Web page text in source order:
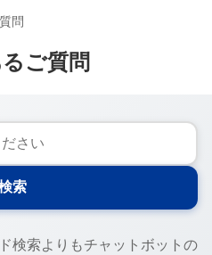
問
ご質問
索
検索よりもチャットボットの